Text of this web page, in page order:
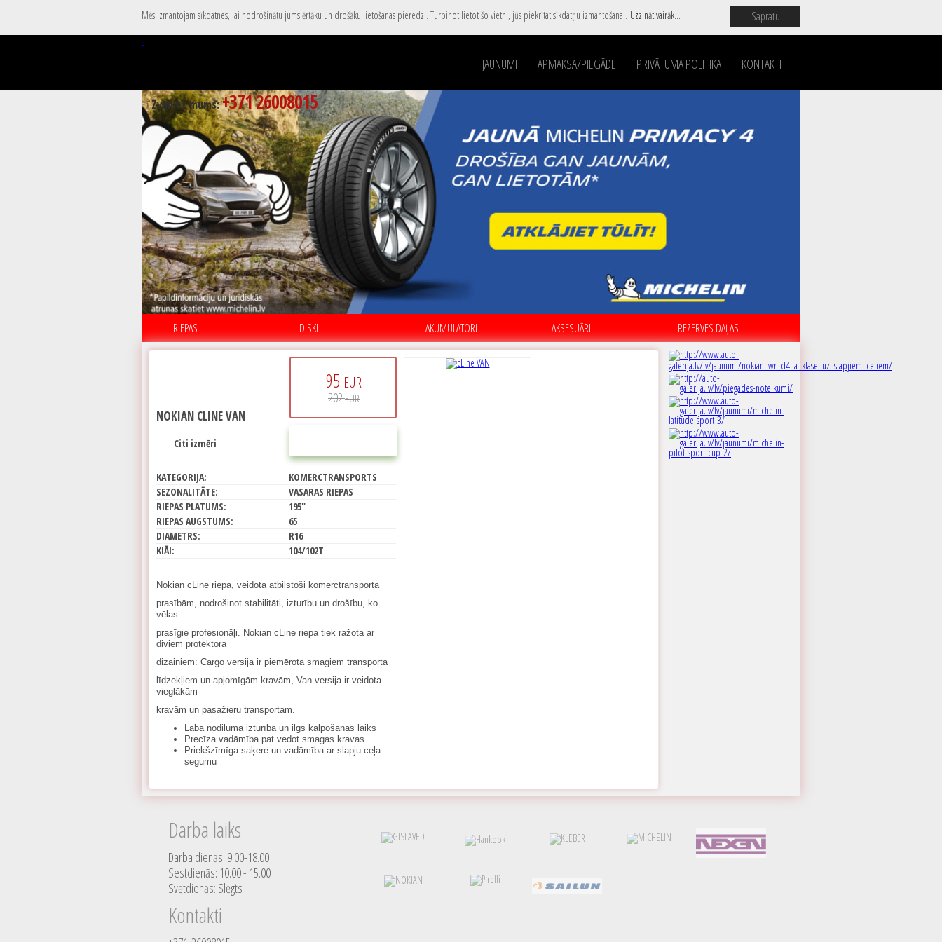
Mēs izmantojam sīkdatnes, lai nodrošinātu jums ērtāku un drošāku lietošanas pieredzi. Turpinot lietot šo vietni, jūs piekrītat sīkdatņu izmantošanai. Uzzināt vairāk... Sapratu
JAUNUMI APMAKSA/PIEGĀDE PRIVĀTUMA POLITIKA KONTAKTI
Zvaniet mums:+371 26008015
RIEPAS DISKI AKUMULATORI AKSESUĀRI REZERVES DAĻAS
95 EUR
202EUR
NOKIAN CLINE VAN
Citi izmēri
KATEGORIJA:
KOMERCTRANSPORTS
SEZONALITĀTE:
VASARAS RIEPAS
RIEPAS PLATUMS:
195"
RIEPAS AUGSTUMS:
65
DIAMETRS:
R16
KIĀI:
104/102T
Nokian cLine riepa, veidota atbilstoši komerctransporta
prasībām, nodrošinot stabilitāti, izturību un drošību, ko
vēlas
prasīgie profesionāļi. Nokian cLine riepa tiek ražota ar
diviem protektora
dizainiem: Cargo versija ir piemērota smagiem transporta
līdzekļiem un apjomīgām kravām, Van versija ir veidota
vieglākām
kravām un pasažieru transportam.
Laba nodiluma izturība un ilgs kalpošanas laiks
Precīza vadāmība pat vedot smagas kravas
Priekšzīmīga saķere un vadāmība ar slapju ceļa
segumu
Darba laiks
Darba dienās: 9.00-18.00
Sestdienās: 10.00 - 15.00
Svētdienās: Slēgts
Kontakti